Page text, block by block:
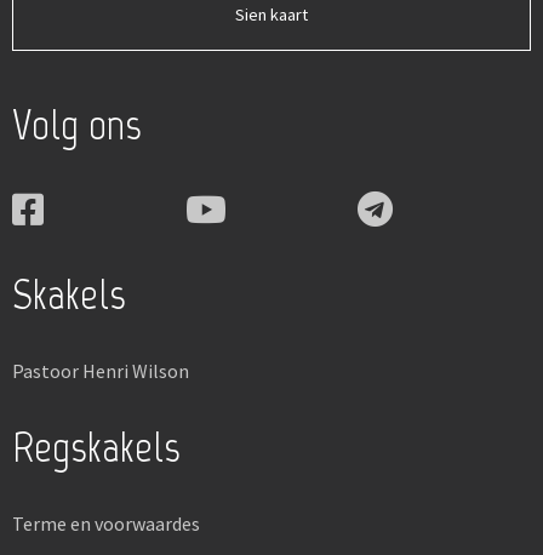
Sien kaart
Volg ons
Skakels
Pastoor Henri Wilson
Regskakels
Terme en voorwaardes